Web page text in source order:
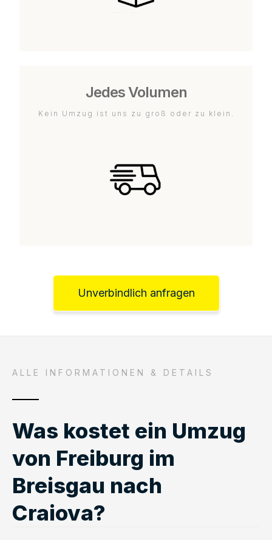
Jedes Volumen
Kein Umzug ist uns zu groß oder zu klein.
Unverbindlich anfragen
ALLE INFORMATIONEN & DETAILS
Was kostet ein Umzug
von Freiburg im
Breisgau nach
Craiova?